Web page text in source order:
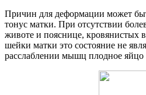
Причин для деформации может
тонус матки. При отсутствии
животе и пояснице, кровянистых
шейки матки это состояние не
расслаблении мышц плодное